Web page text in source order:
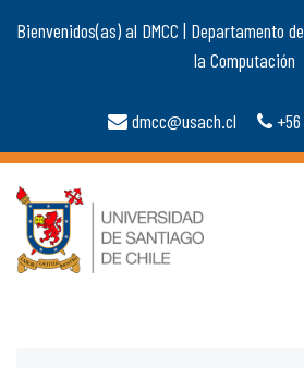
Bienvenidos(as) al DMCC | Departamento
la Computación
dmcc@usach.cl +56